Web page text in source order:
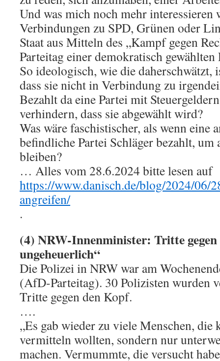
Und was mich noch mehr interessieren
Verbindungen zu SPD, Grünen oder
Staat aus Mitteln des „Kampf gegen
Parteitag einer demokratisch gewählten
So ideologisch, wie die daherschwätzt,
dass sie nicht in Verbindung zu
Bezahlt da eine Partei mit
verhindern, dass sie abgewählt wird?
Was wäre faschistischer, als wenn eine
befindliche Partei Schläger bezahlt, um
bleiben?
… Alles vom 28.6.2024 bitte lesen auf
https://www.danisch.de/blog/2024/06/
angreifen/
.
(4) NRW-Innenminister: Tritte
ungeheuerlich“
Die Polizei in NRW war am
(AfD-Parteitag). 30 Polizisten wurden
Tritte gegen den Kopf.
….
„Es gab wieder zu viele Menschen, die
vermitteln wollten, sondern nur
machen. Vermummte, die versucht